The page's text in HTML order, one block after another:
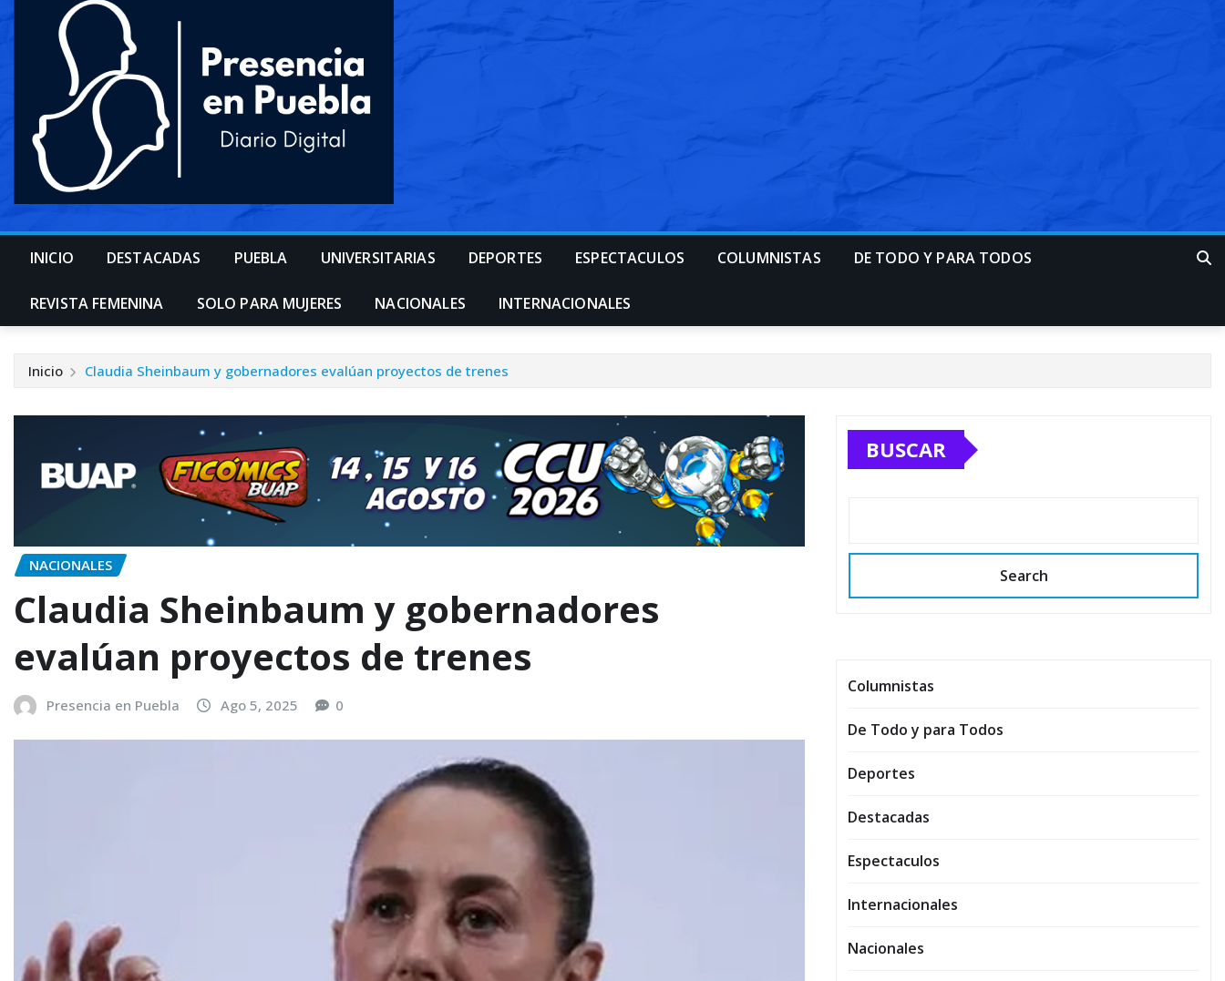
INICIO DESTACADAS PUEBLA UNIVERSITARIAS DEPORTES ESPECTACULOS COLUMNISTAS DE TODO Y PARA TODOS
REVISTA FEMENINA SOLO PARA MUJERES NACIONALES INTERNACIONALES
Inicio Claudia Sheinbaum y gobernadores evalúan proyectos de trenes
NACIONALES
Claudia Sheinbaum y gobernadores
evalúan proyectos de trenes
Presencia en Puebla Ago 5, 2025 0
BUSCAR
Search
Columnistas
De Todo y para Todos
Deportes
Destacadas
Espectaculos
Internacionales
Nacionales